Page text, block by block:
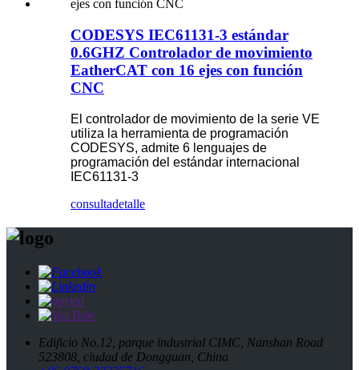
CODESYS IEC61131-3 estándar
0.6GHZ Controlador de movimiento
EatherCAT con 16 ejes con función
CNC
El controlador de movimiento de la serie VE
utiliza la herramienta de programación
CODESYS, admite 6 lenguajes de
programación del estándar internacional
IEC61131-3
consultadetalle
Edificio No.12, parque industrial CIMC, Nanshan Road
523808, ciudad de Dongguan, China